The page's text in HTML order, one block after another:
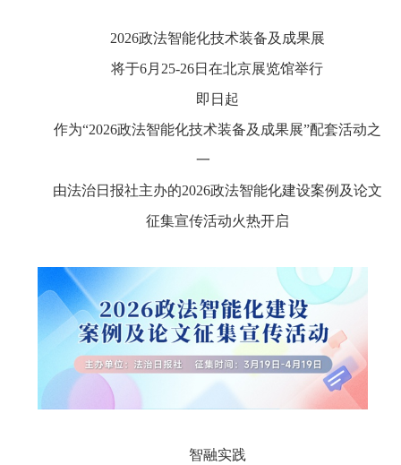
2026政法智能化技术装备及成果展
将于6月25-26日在北京展览馆举行
即日起
作为“2026政法智能化技术装备及成果展”配套活动之
一
由法治日报社主办的2026政法智能化建设案例及论文
征集宣传活动火热开启
智融实践